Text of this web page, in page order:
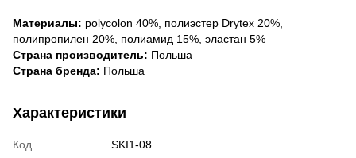
Материалы: polycolon 40%, полиэстер Drytex 20%,
полипропилен 20%, полиамид 15%, эластан 5%
Страна производитель: Польша
Страна бренда: Польша
Характеристики
Код
SKI1-08